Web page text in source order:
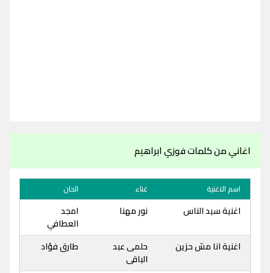
اغاني من كلمات فوزي ابراهيم
اسم الاغنية غناء الحان
اغنية سيد الناس نور مهنا
امجد
العطافي
اغنية انا مش حزين
حلمى عبد
الباقى
طارق فؤاد